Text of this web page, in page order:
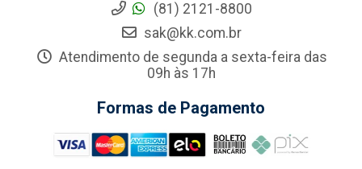
(81) 2121-8800
sak@kk.com.br
Atendimento de segunda a sexta-feira das
09h às 17h
Formas de Pagamento